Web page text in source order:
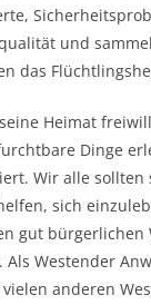
und
das
Heimat
Dinge
Wir alle sollten
sich
gut bürgerlichen
Westender
anderen